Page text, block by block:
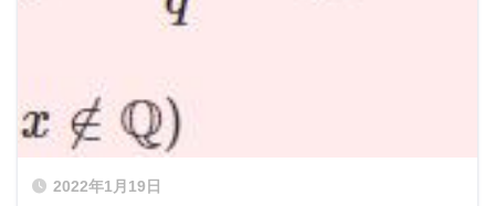
2022年1月19日